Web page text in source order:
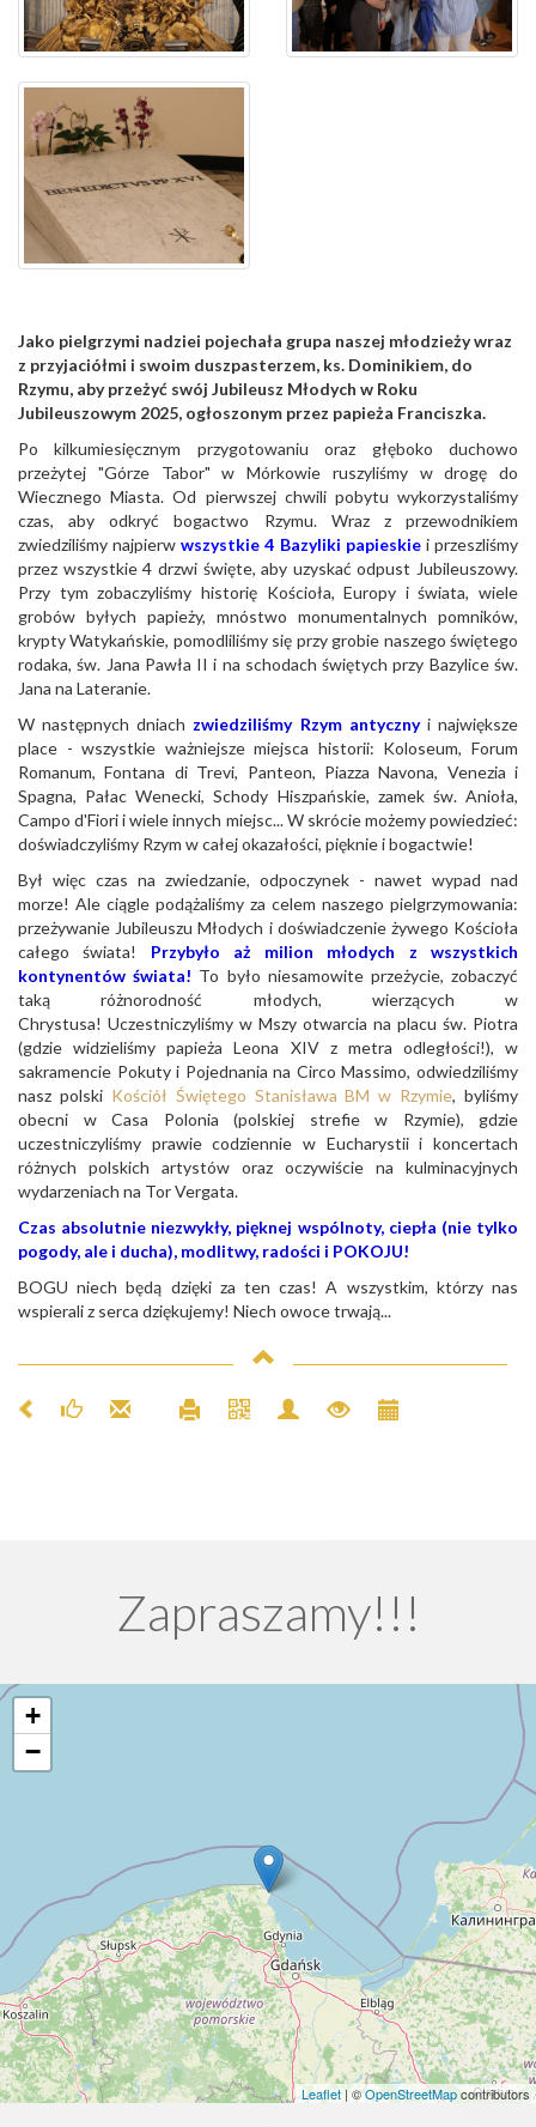
Jako pielgrzymi nadziei pojechała grupa naszej młodzieży wraz
z przyjaciółmi i swoim duszpasterzem, ks. Dominikiem, do
Rzymu, aby przeżyć swój Jubileusz Młodych w Roku
Jubileuszowym 2025, ogłoszonym przez papieża Franciszka.
Po kilkumiesięcznym przygotowaniu oraz głęboko duchowo
przeżytej "Górze Tabor" w Mórkowie ruszyliśmy w drogę do
Wiecznego Miasta. Od pierwszej chwili pobytu wykorzystaliśmy
czas, aby odkryć bogactwo Rzymu. Wraz z przewodnikiem
zwiedziliśmy najpierwwszystkie 4 Bazyliki papieskiei przeszliśmy
przez wszystkie 4 drzwi święte, aby uzyskać odpust Jubileuszowy.
Przy tym zobaczyliśmy historię Kościoła, Europy i świata, wiele
grobów byłych papieży, mnóstwo monumentalnych pomników,
krypty Watykańskie, pomodliliśmy się przy grobie naszego świętego
rodaka, św. Jana Pawła II i na schodach świętych przy Bazylice św.
Jana na Lateranie.
W następnych dniach zwiedziliśmy Rzym antycznyi największe
place - wszystkie ważniejsze miejsca historii: Koloseum, Forum
Romanum, Fontana di Trevi, Panteon, Piazza Navona, Venezia i
Spagna, Pałac Wenecki, Schody Hiszpańskie, zamek św. Anioła,
Campo d'Fiori i wiele innych miejsc... W skrócie możemy powiedzieć:
doświadczyliśmy Rzym w całej okazałości, pięknie i bogactwie!
Był więc czas na zwiedzanie, odpoczynek - nawet wypad nad
morze! Ale ciągle podążaliśmy za celem naszego pielgrzymowania:
przeżywanie Jubileuszu Młodych i doświadczenie żywego Kościoła
całego świata! Przybyło aż milion młodych z wszystkich
kontynentów świata! To było niesamowite przeżycie, zobaczyć
taką różnorodność młodych, wierzących w
Chrystusa! Uczestniczyliśmy w Mszy otwarcia na placu św. Piotra
(gdzie widzieliśmy papieża Leona XIV z metra odległości!), w
sakramencie Pokuty i Pojednania na Circo Massimo, odwiedziliśmy
nasz polski Kościół Świętego Stanisława BM w Rzymie, byliśmy
obecni w Casa Polonia (polskiej strefie w Rzymie), gdzie
uczestniczyliśmy prawie codziennie w Eucharystii i koncertach
różnych polskich artystów oraz oczywiście na kulminacyjnych
wydarzeniach na Tor Vergata.
Czas absolutnie niezwykły, pięknej wspólnoty, ciepła (nie tylko
pogody, ale i ducha), modlitwy, radości i POKOJU!
BOGU niech będą dzięki za ten czas! A wszystkim, którzy nas
wspierali z serca dziękujemy! Niech owoce trwają...
Zapraszamy!!!
+
−
Leaflet | ©OpenStreetMapcontributors